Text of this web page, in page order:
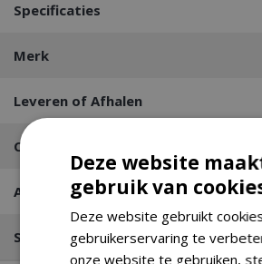
Specificaties
Merk
Leveren of Afhalen
Contact
Advies nodig?
Stel een vraag
Deze website
gebruik van
Deze website gebruikt
gebruikerservaring te
onze website te gebruiken,